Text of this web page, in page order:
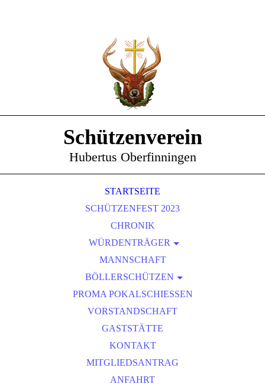
Schützenverein
Hubertus Oberfinningen
STARTSEITE
SCHÜTZENFEST 2023
CHRONIK
WÜRDENTRÄGER
SCHÜTZENKÖNIGE
VEREINSMEISTER
MANNSCHAFT
BÖLLERSCHÜTZEN
OKTOBERFEST & BÖLLERSCHIESSEN
BILDER HUBERTUSMESSE
VIDEO NEUJAHRSBÖLLERN
BILDER BÖLLER
PROMA POKALSCHIESSEN
VORSTANDSCHAFT
GASTSTÄTTE
KONTAKT
MITGLIEDSANTRAG
ANFAHRT